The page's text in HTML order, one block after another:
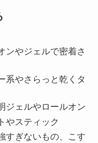
ンやジェルで密着さ
系やさらっと乾くタ
ジェルやロールオン
やスティック
すぎないもの、こす